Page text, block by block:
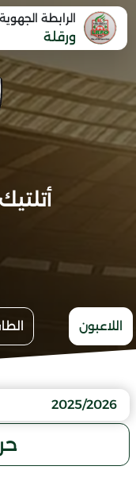
الرابطة
ورقلة
اللاعبون
2025/2026